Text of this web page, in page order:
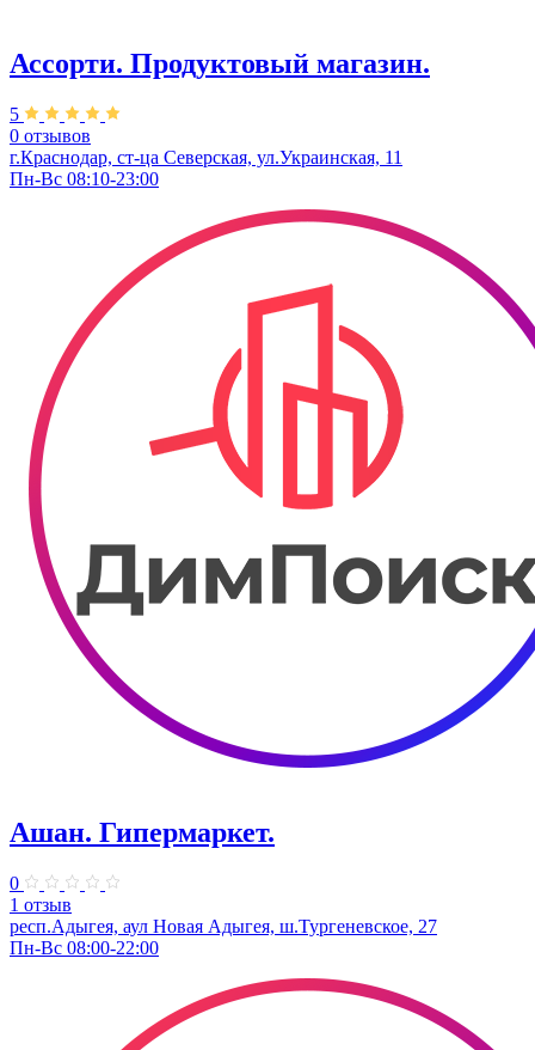
Ассорти. Продуктовый магазин.
5
0 отзывов
г.Краснодар, ст-ца Северская, ул.Украинская, 11
Пн-Вс 08:10-23:00
Ашан. Гипермаркет.
0
1 отзыв
респ.Адыгея, аул Новая Адыгея, ш.Тургеневское, 27
Пн-Вс 08:00-22:00